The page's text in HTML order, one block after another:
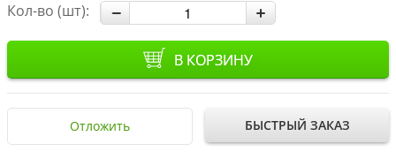
Кол-во (шт):
В КОРЗИНУ
Отложить БЫСТРЫЙ ЗАКАЗ